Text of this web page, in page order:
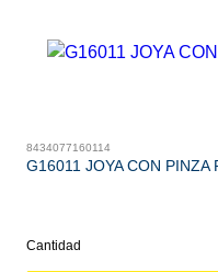
8434077160114
G16011 JOYA CON PINZA
Cantidad